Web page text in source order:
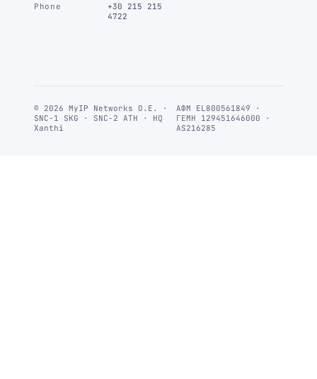
Phone
+30 215 215
4722
© 2026 MyIP Networks Ο.Ε. ·
SNC-1 SKG · SNC-2 ATH · HQ
Xanthi
ΑΦΜ EL800561849 ·
ΓΕΜΗ 129451646000 ·
AS216285